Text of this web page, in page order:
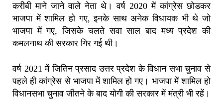
करीबी माने जाने वाले नेता थे। वर्ष 2020 में कांग्रेस छोडकर
भाजपा में शामिल हो गए, इनके साथ अनेक विधायक भी थे जो
भाजपा में गए, जिसके चलते सवा साल बाद मध्य प्रदेश की
कमलनाथ की सरकार गिर गई थी।
वर्ष 2021 में जितिन प्रसाद उत्तर प्रदेश के विधान सभा चुनाव से
पहले ही कांग्रेस से भाजपा में शामिल हो गए। भाजपा में शामिल हो
विधानसभा चुनाव जीतने के बाद योगी की सरकार में मंत्री भी रहें।